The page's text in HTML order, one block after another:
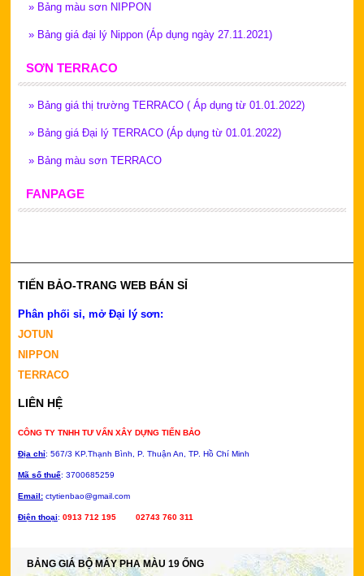
BẢNG GIÁ BỘ MÁY PHA MÀU 19 ỐNG
» Bảng màu sơn NIPPON
» Bảng giá đại lý Nippon (Áp dụng ngày 27.11.2021)
SƠN TERRACO
» Bảng giá thị trường TERRACO ( Áp dụng từ 01.01.2022)
» Bảng giá Đại lý TERRACO (Áp dụng từ 01.01.2022)
» Bảng màu sơn TERRACO
FANPAGE
TIẾN BẢO-TRANG WEB BÁN SỈ
Phân phối sỉ, mở Đại lý sơn:
JOTUN
NIPPON
TERRACO
LIÊN HỆ
CÔNG TY TNHH TƯ VẤN XÂY DỰNG TIẾN BẢO
Địa chỉ: 567/3 KP.Thạnh Bình, P. Thuận An, TP. Hồ Chí Minh
Mã số thuế: 3700685259
Email:ctytienbao@gmail.com
Điện thoại: 0913 712 195 02743 760 311